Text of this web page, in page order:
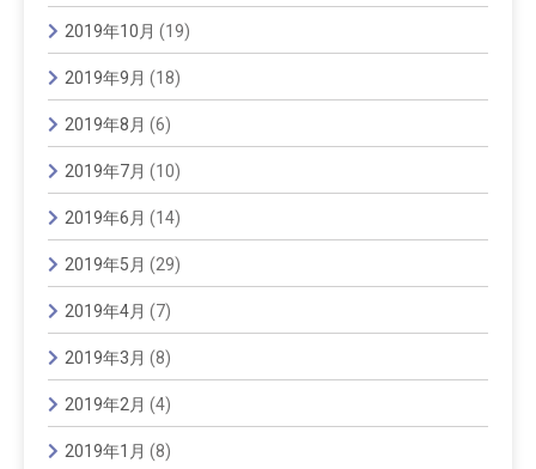
2019年10月 (19)
2019年9月 (18)
2019年8月 (6)
2019年7月 (10)
2019年6月 (14)
2019年5月 (29)
2019年4月 (7)
2019年3月 (8)
2019年2月 (4)
2019年1月 (8)